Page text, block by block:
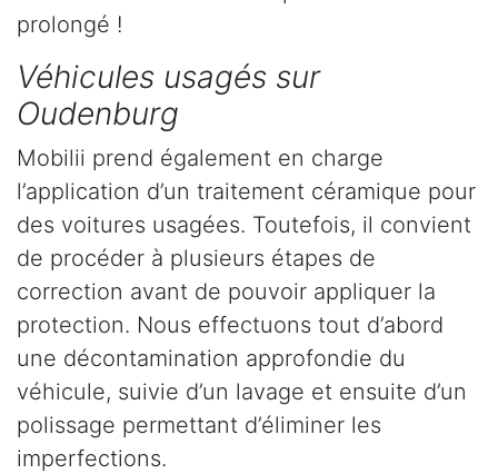
prolongé !
Véhicules usagés sur
Oudenburg
Mobilii prend également en charge
l’application d’un traitement céramique pour
des voitures usagées. Toutefois, il convient
de procéder à plusieurs étapes de
correction avant de pouvoir appliquer la
protection. Nous effectuons tout d’abord
une décontamination approfondie du
véhicule, suivie d’un lavage et ensuite d’un
polissage permettant d’éliminer les
imperfections.